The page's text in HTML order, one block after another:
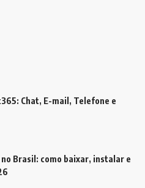
Chat, E-mail, Telefone e
Brasil: como baixar, instalar e